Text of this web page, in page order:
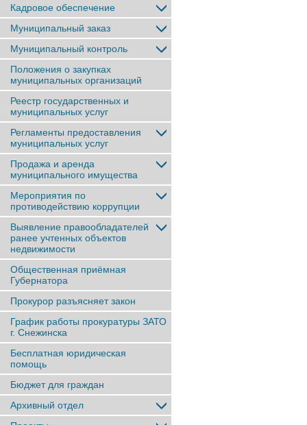
Кадровое обеспечение
Муниципальный заказ
Муниципальный контроль
Положения о закупках
муниципальных организаций
Реестр государственных и
муниципальных услуг
Регламенты предоставления
муниципальных услуг
Продажа и аренда
муниципального имущества
Мероприятия по
противодействию коррупции
Выявление правообладателей
ранее учтенныx объектов
недвижимости
Общественная приёмная
Губернатора
Прокурор разъясняет закон
График работы прокуратуры ЗАТО
г. Снежинска
Бесплатная юридическая
помощь
Бюджет для граждан
Архивный отдел